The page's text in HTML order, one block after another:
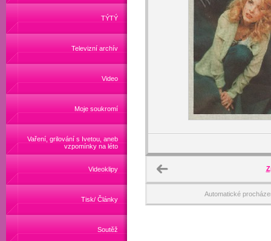
TÝTÝ
Televizní archív
Video
Moje soukromí
Vaření, grilování s Ivetou, aneb
vzpomínky na léto
Videoklipy
Tisk/ Články
Soutěž
Automatické